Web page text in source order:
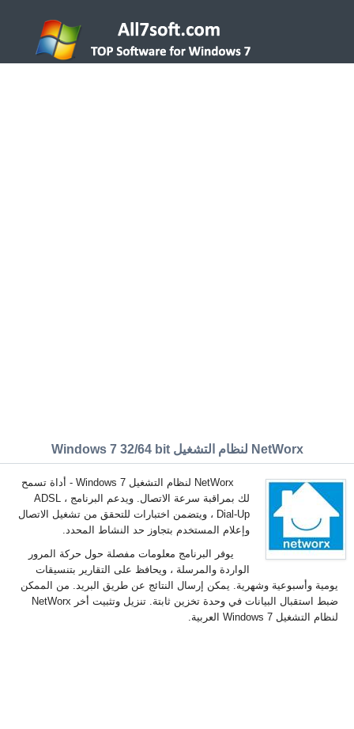
NetWorx لنظام التشغيل Windows 7 32/64 bit
NetWorx لنظام التشغيل Windows 7 - أداة تسمح
لك بمراقبة سرعة الاتصال. ويدعم البرنامج ADSL ،
Dial-Up ، ويتضمن اختبارات للتحقق من تشغيل الاتصال
وإعلام المستخدم بتجاوز حد النشاط المحدد.
يوفر البرنامج معلومات مفصلة حول حركة المرور
الواردة والمرسلة ، ويحافظ على التقارير بتنسيقات
يومية وأسبوعية وشهرية. يمكن إرسال النتائج عن طريق البريد. من الممكن
ضبط استقبال البيانات في وحدة تخزين ثابتة. تنزيل وتثبيت أخر NetWorx
لنظام التشغيل Windows 7 العربية.